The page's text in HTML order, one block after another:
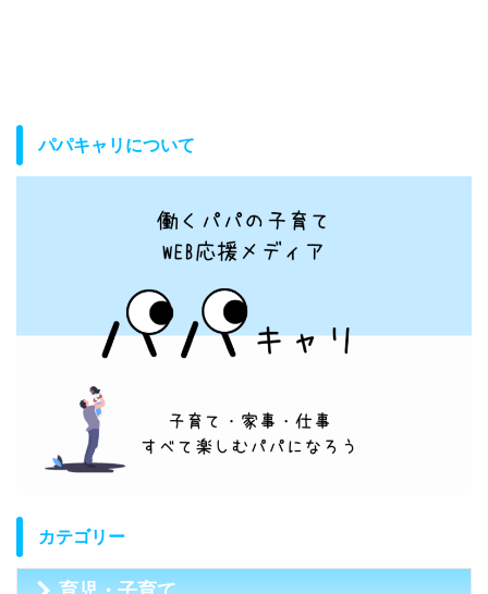
パパキャリについて
カテゴリー